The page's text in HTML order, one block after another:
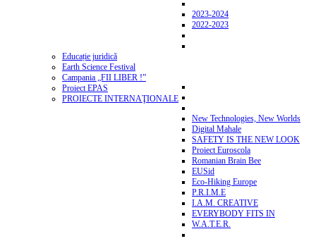
2023-2024
2022-2023
Educație juridică
Earth Science Festival
Campania „FII LIBER !”
Proiect EPAS
PROIECTE INTERNAŢIONALE
New Technologies, New Worlds
Digital Mahale
SAFETY IS THE NEW LOOK
Proiect Euroscola
Romanian Brain Bee
EUSid
Eco-Hiking Europe
P.R.I.M.E
I.A.M. CREATIVE
EVERYBODY FITS IN
W.A.T.E.R.